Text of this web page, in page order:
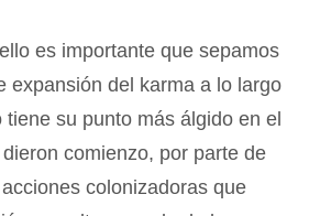
es importante que sepamos
expansión del karma a lo largo
tiene su punto más álgido en el
comienzo, por parte de
colonizadoras que